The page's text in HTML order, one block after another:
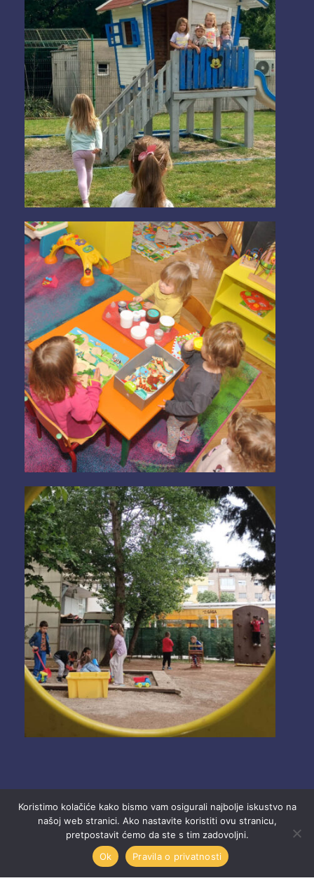
2025 Ustanova “Dječji vrtići” Mostar.
Koristimo kolačiće kako bismo vam osigurali najbolje iskustvo na
našoj web stranici. Ako nastavite koristiti ovu stranicu,
pretpostavit ćemo da ste s tim zadovoljni.
Ok
Pravila o privatnosti